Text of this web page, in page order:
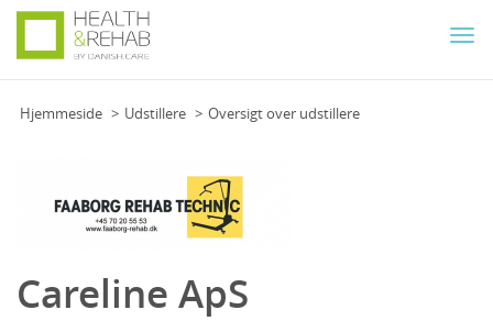
Hjemmeside Udstillere Oversigt over udstillere
Careline ApS